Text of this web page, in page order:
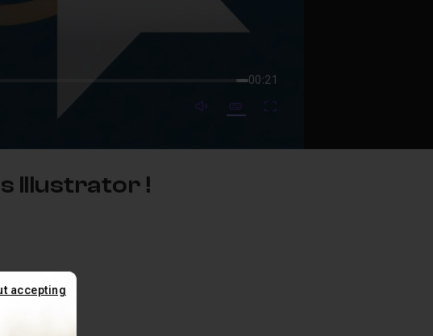
00:21
mute video
SubtitlesFullscreen
Illustrator !